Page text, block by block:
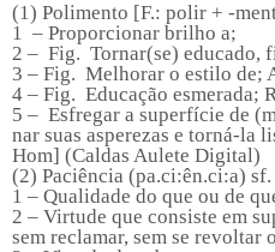
(1) Polimento [F.: polir + -
1 – Proporcionar brilho a;
2 – Fig. Tornar(se) educado,
3 – Fig. Melhorar o estilo de;
4 – Fig. Educação esmerada;
5 – Esfregar a superfície de
nar suas asperezas e torná-la
Hom] (Caldas Aulete Digital)
(2) Paciência (pa.ci:ên.ci:a) sf.
1 – Qualidade do que ou de
2 – Virtude que consiste em
sem reclamar, sem se revoltar